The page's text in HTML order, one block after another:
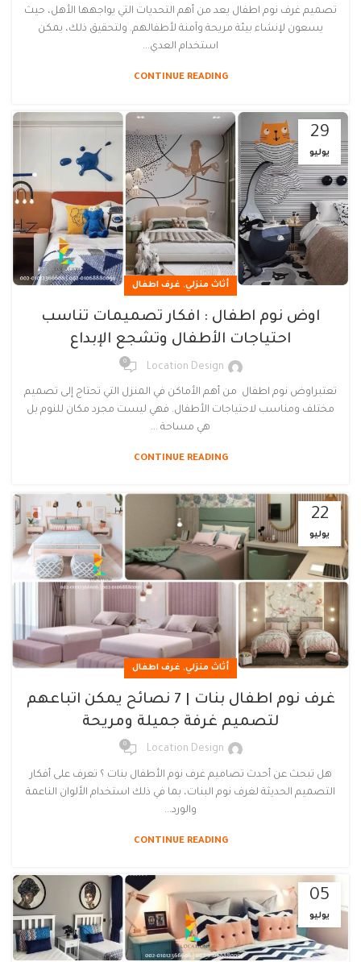
تصميم غرف نوم اطفال يعد من أهم التحديات التي يواجهها الأهل، حيث
يسعون لإنشاء بيئة مريحة وآمنة لأطفالهم. ولتحقيق ذلك، يمكن
استخدام العدي...
CONTINUE READING
29
يوليو
أثاث منزلي, غرف اطفال
اوض نوم اطفال : افكار تصميمات تناسب
احتياجات الأطفال وتشجع الإبداع
Location Design
0
تعتبراوض نوم اطفال من أهم الأماكن في المنزل التي تحتاج إلى تصميم
مختلف ومناسب لاحتياجات الأطفال. فهي ليست مجرد مكان للنوم بل
هي مساحة ...
CONTINUE READING
22
يوليو
أثاث منزلي, غرف اطفال
غرف نوم اطفال بنات | 7 نصائح يمكن اتباعهم
لتصميم غرفة جميلة ومريحة
Location Design
0
هل تبحث عن أحدث تصاميم غرف نوم الأطفال بنات ؟ تعرف على أفكار
التصميم الحديثة لغرف نوم البنات، بما في ذلك استخدام الألوان الناعمة
والورد...
CONTINUE READING
05
يوليو